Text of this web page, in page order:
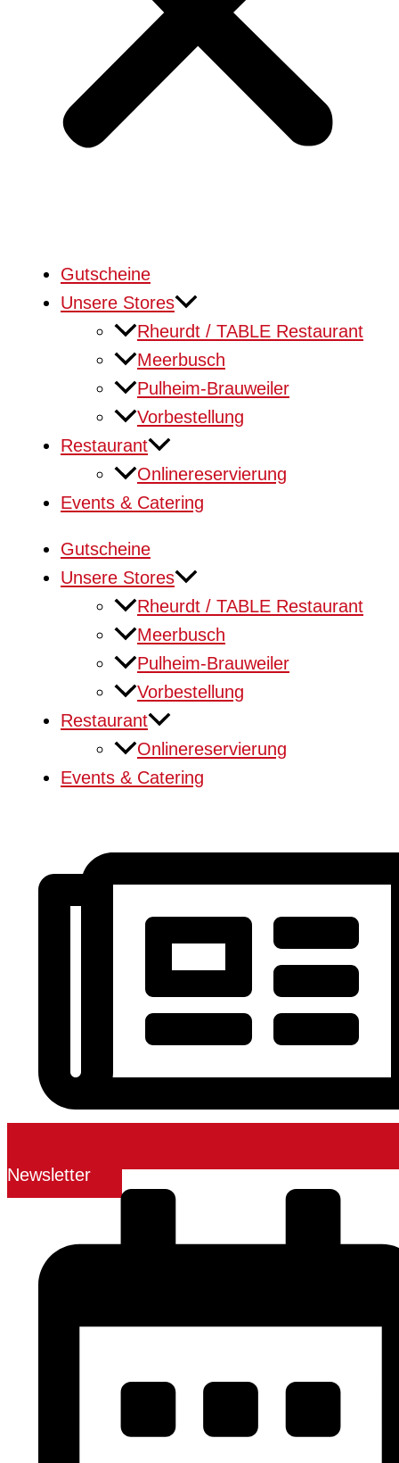
Gutscheine
Unsere Stores
Rheurdt / TABLE Restaurant
Meerbusch
Pulheim-Brauweiler
Vorbestellung
Restaurant
Onlinereservierung
Events & Catering
Gutscheine
Unsere Stores
Rheurdt / TABLE Restaurant
Meerbusch
Pulheim-Brauweiler
Vorbestellung
Restaurant
Onlinereservierung
Events & Catering
Newsletter